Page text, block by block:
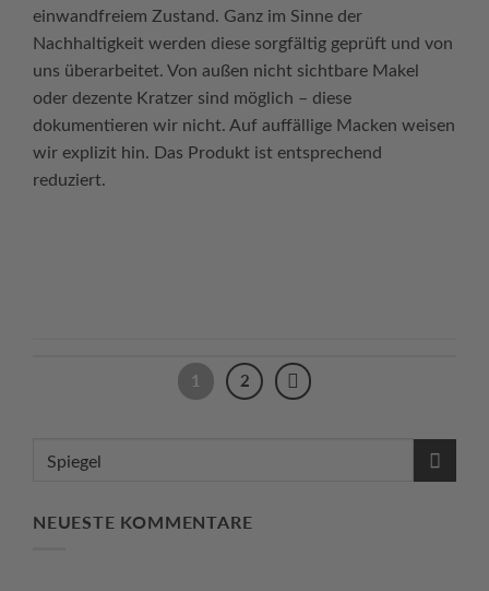
einwandfreiem Zustand. Ganz im Sinne der
Nachhaltigkeit werden diese sorgfältig geprüft und von
uns überarbeitet. Von außen nicht sichtbare Makel
oder dezente Kratzer sind möglich – diese
dokumentieren wir nicht. Auf auffällige Macken weisen
wir explizit hin. Das Produkt ist entsprechend
reduziert.
1 2
NEUESTE KOMMENTARE